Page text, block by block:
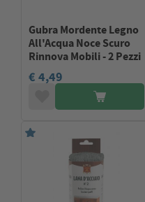
Gubra Mordente Legno
All'Acqua Noce Scuro
Rinnova Mobili - 2 Pezzi
€ 4,49